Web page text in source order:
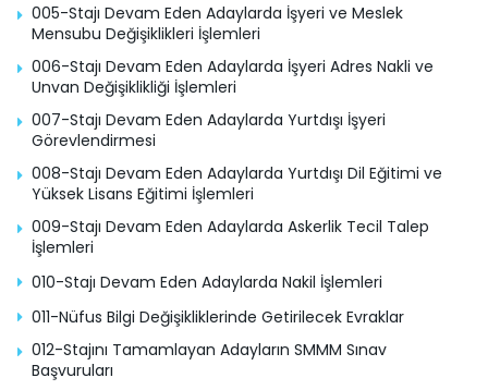
005-Stajı Devam Eden Adaylarda İşyeri ve Meslek
Mensubu Değişiklikleri İşlemleri
006-Stajı Devam Eden Adaylarda İşyeri Adres Nakli ve
Unvan Değişiklikliği İşlemleri
007-Stajı Devam Eden Adaylarda Yurtdışı İşyeri
Görevlendirmesi
008-Stajı Devam Eden Adaylarda Yurtdışı Dil Eğitimi ve
Yüksek Lisans Eğitimi İşlemleri
009-Stajı Devam Eden Adaylarda Askerlik Tecil Talep
İşlemleri
010-Stajı Devam Eden Adaylarda Nakil İşlemleri
011-Nüfus Bilgi Değişikliklerinde Getirilecek Evraklar
012-Stajını Tamamlayan Adayların SMMM Sınav
Başvuruları